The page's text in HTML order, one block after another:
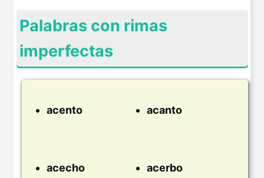
Palabras con rimas
imperfectas
acento acanto
acecho acerbo